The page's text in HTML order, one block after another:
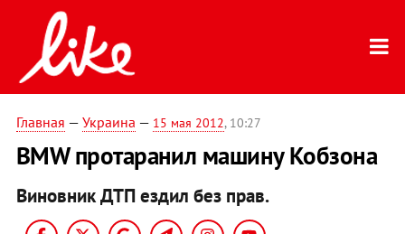
Главная — Украина — 15 мая 2012, 10:27
BMW протаранил машину Кобзона
Виновник ДТП ездил без прав.